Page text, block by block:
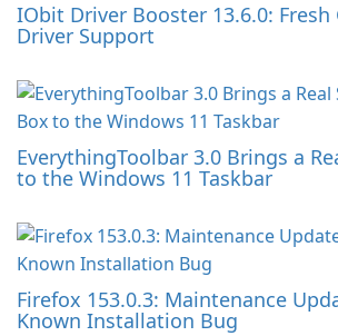
IObit Driver Booster 13.6.0: Fresh
Driver Support
EverythingToolbar 3.0 Brings a
to the Windows 11 Taskbar
Firefox 153.0.3: Maintenance
Known Installation Bug